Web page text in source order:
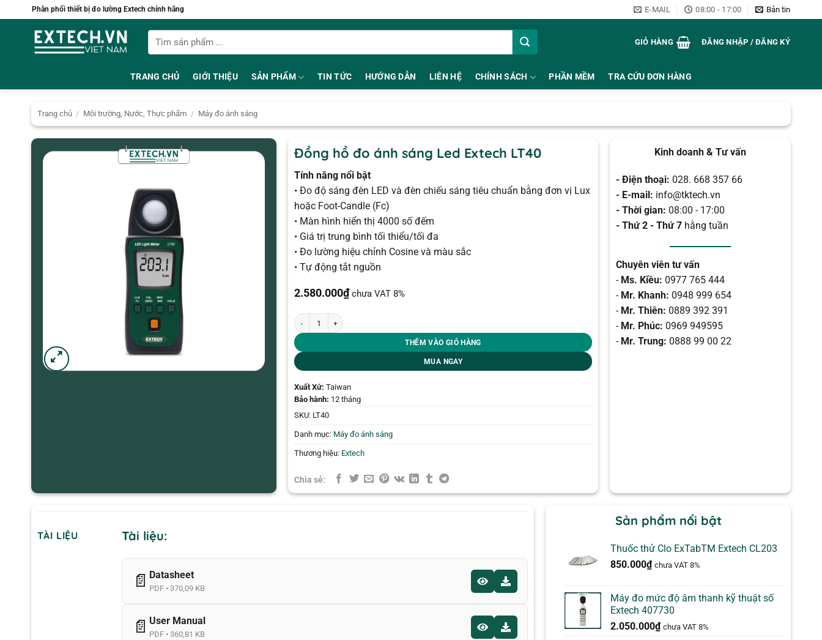
qua
Phân phối thiết bị đo lường Extech chính hãng E-MAIL 08:00 - 17:00 Bản tin
Tìm
kiếm:
GIỎ HÀNG ĐĂNG NHẬP / ĐĂNG KÝ
TRANG CHỦ GIỚI THIỆU SẢN PHẨM TIN TỨC HƯỚNG DẪN LIÊN HỆ CHÍNH SÁCH PHẦN MỀM TRA CỨU ĐƠN HÀNG
Trang chủ / Môi trường, Nước, Thực phẩm / Máy đo ánh sáng
Đồng hồ đo ánh sáng Led Extech LT40
Tính năng nổi bật
• Đo độ sáng đèn LED và đèn chiếu sáng tiêu chuẩn bằng đơn vị Lux
hoặc Foot-Candle (Fc)
• Màn hình hiển thị 4000 số đếm
• Giá trị trung bình tối thiểu/tối đa
• Đo lường hiệu chỉnh Cosine và màu sắc
• Tự động tắt nguồn
2.580.000₫ chưa VAT 8%
Đồng hồ đo ánh sáng Led Extech LT40 số lượng
THÊM VÀO GIỎ HÀNG
MUA NGAY
Xuất Xứ: Taiwan
Bảo hành: 12 tháng
SKU: LT40
Danh mục: Máy đo ánh sáng
Thương hiệu: Extech
Chia sẻ:
Kinh doanh & Tư vấn
- Điện thoại: 028. 668 357 66
- E-mail: info@tktech.vn
- Thời gian: 08:00 - 17:00
- Thứ 2 - Thứ 7 hằng tuần
Chuyên viên tư vấn
- Ms. Kiều: 0977 765 444
- Mr. Khanh: 0948 999 654
- Mr. Thiên: 0889 392 391
- Mr. Phúc: 0969 949595
- Mr. Trung: 0888 99 00 22
TÀI LIỆU Tài liệu:
📄 Datasheet
PDF • 370,09 KB
📄 User Manual
PDF • 360,81 KB
Sản phẩm nổi bật
Thuốc thử Clo ExTabTM Extech CL203
850.000₫ chưa VAT 8%
Máy đo mức độ âm thanh kỹ thuật số
Extech 407730
2.050.000₫ chưa VAT 8%